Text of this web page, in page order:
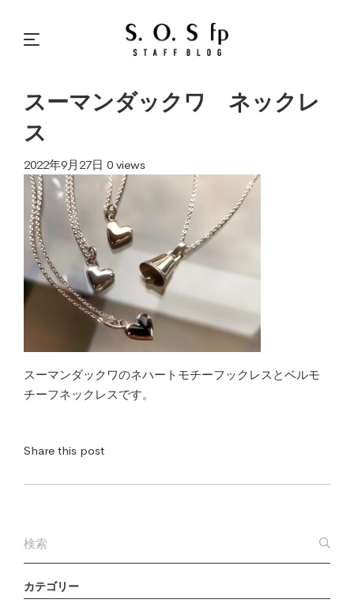
カテゴリー
スーマンダックワ ネックレ
ス
2022年9月27日 0 views
スーマンダックワのネハートモチーフックレスとベルモ
チーフネックレスです。
Share this post